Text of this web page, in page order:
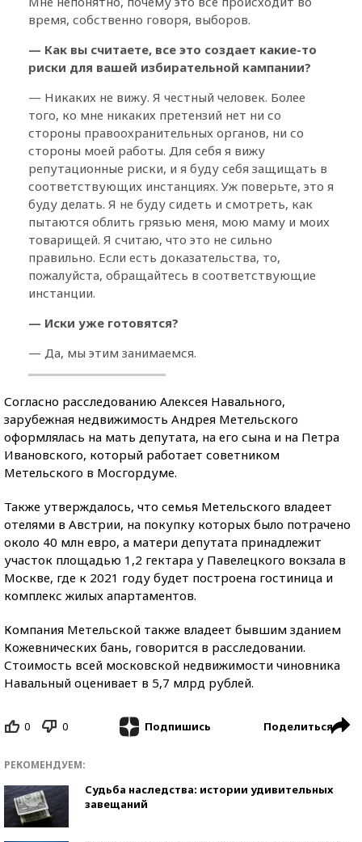
время, собственно говоря, выборов.
— Как вы считаете, все это создает какие-то
риски для вашей избирательной кампании?
— Никаких не вижу. Я честный человек. Более
того, ко мне никаких претензий нет ни со
стороны правоохранительных органов, ни со
стороны моей работы. Для себя я вижу
репутационные риски, и я буду себя защищать в
соответствующих инстанциях. Уж поверьте, это я
буду делать. Я не буду сидеть и смотреть, как
пытаются облить грязью меня, мою маму и моих
товарищей. Я считаю, что это не сильно
правильно. Если есть доказательства, то,
пожалуйста, обращайтесь в соответствующие
инстанции.
— Иски уже готовятся?
— Да, мы этим занимаемся.
Согласно расследованию Алексея Навального,
зарубежная недвижимость Андрея Метельского
оформлялась на мать депутата, на его сына и на Петра
Ивановского, который работает советником
Метельского в Мосгордуме.
Также утверждалось, что семья Метельского владеет
отелями в Австрии, на покупку которых было потрачено
около 40 млн евро, а матери депутата принадлежит
участок площадью 1,2 гектара у Павелецкого вокзала в
Москве, где к 2021 году будет построена гостиница и
комплекс жилых апартаментов.
Компания Метельской также владеет бывшим зданием
Кожевнических бань, говорится в расследовании.
Стоимость всей московской недвижимости чиновника
Навальный оценивает в 5,7 млрд рублей.
0 0 Подпишись Поделиться
РЕКОМЕНДУЕМ:
Судьба наследства: истории удивительных
завещаний